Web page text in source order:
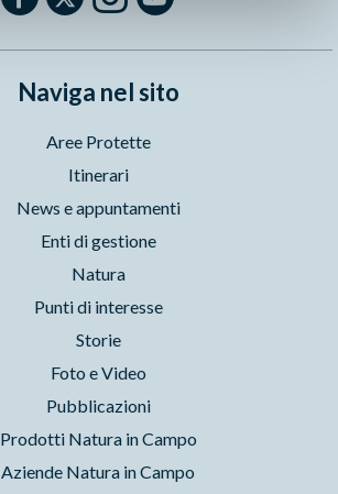
Naviga nel sito
Aree Protette
Itinerari
News e appuntamenti
Enti di gestione
Natura
Punti di interesse
Storie
Foto e Video
Pubblicazioni
Prodotti Natura in Campo
Aziende Natura in Campo